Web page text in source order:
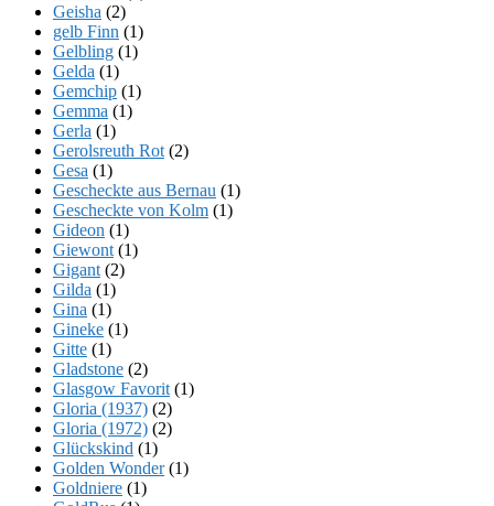
Geisha (2)
gelb Finn (1)
Gelbling (1)
Gelda (1)
Gemchip (1)
Gemma (1)
Gerla (1)
Gerolsreuth Rot (2)
Gesa (1)
Gescheckte aus Bernau (1)
Gescheckte von Kolm (1)
Gideon (1)
Giewont (1)
Gigant (2)
Gilda (1)
Gina (1)
Gineke (1)
Gitte (1)
Gladstone (2)
Glasgow Favorit (1)
Gloria (1937) (2)
Gloria (1972) (2)
Glückskind (1)
Golden Wonder(1)
Goldniere (1)